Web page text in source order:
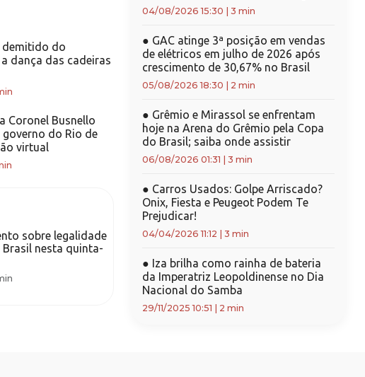
demitido do
dança das cadeiras
Coronel Busnello
do Rio de
virtual
sobre legalidade
nesta quinta-
04/08/2026 15:30 3 min
● GAC atinge 3ª posição em vendas
de elétricos em julho de 2026 após
crescimento de 30,67% no Brasil
05/08/2026 18:30 2 min
● Grêmio e Mirassol se enfrentam
hoje na Arena do Grêmio pela Copa
do Brasil; saiba onde assistir
06/08/2026 01:31 3 min
● Carros Usados: Golpe Arriscado?
Onix, Fiesta e Peugeot Podem Te
Prejudicar!
04/04/2026 11:12 3 min
● Iza brilha como rainha de bateria
da Imperatriz Leopoldinense no Dia
Nacional do Samba
29/11/2025 10:51 2 min